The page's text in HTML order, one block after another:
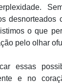
desnorteados
o que
pelo olhar
essas
e no